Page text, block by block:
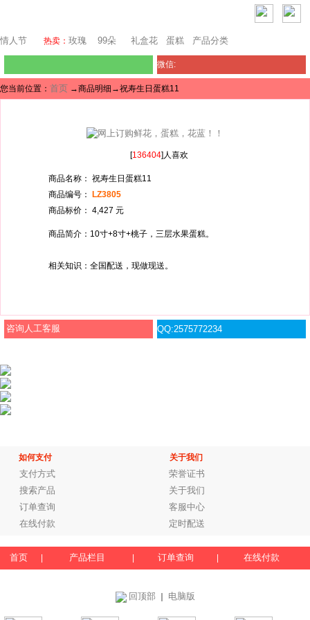
情人节 热卖： 玫瑰 99朵 礼盒花 蛋糕 产品分类
微信:
您当前位置： 首页 →商品明细→祝寿生日蛋糕11
[136404]人喜欢
商品名称： 祝寿生日蛋糕11
商品编号：
LZ3805
商品标价： 4,427 元
商品简介：10寸+8寸+桃子，三层水果蛋糕。
相关知识：全国配送，现做现送。
咨询人工客服 QQ:2575772234
如何支付 关于我们
支付方式
荣誉证书
搜索产品
关于我们
订单查询
客服中心
在线付款
定时配送
首页 产品栏目 订单查询 在线付款
回顶部 电脑版